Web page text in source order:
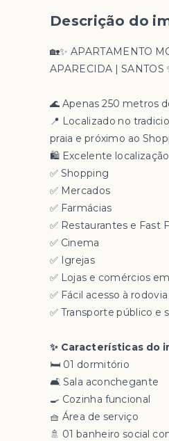
Descrição do
🏡✨ APARTAMENTO
APARECIDA | SANTOS
🌊 Apenas 250 metros
📍 Localizado no
praia e próximo ao
🛍️ Excelente
✅ Shopping
✅ Mercados
✅ Farmácias
✅ Restaurantes e Fast
✅ Cinema
✅ Igrejas
✅ Lojas e comércios
✅ Fácil acesso à rodovia
✅ Transporte público e
✨ Características do
🛏️ 01 dormitório
🛋️ Sala aconchegante
🍳 Cozinha funcional
🧺 Área de serviço
🚿 01 banheiro social